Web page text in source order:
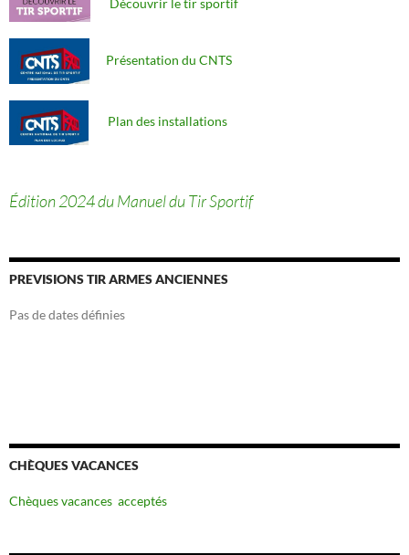
Découvrir le tir sportif
Présentation du CNTS
Plan des installations
Édition 2024 du Manuel du Tir Sportif
PREVISIONS TIR ARMES ANCIENNES
Pas de dates définies
CHÈQUES VACANCES
Chèques vacances acceptés